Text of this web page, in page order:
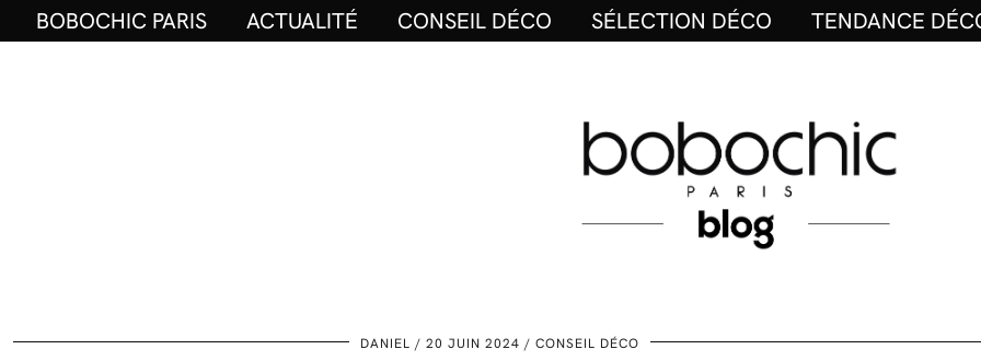
BOBOCHIC PARIS ACTUALITÉ CONSEIL DÉCO SÉLECTION DÉCO TENDANCE
DANIEL 20 JUIN 2024 CONSEIL DÉCO